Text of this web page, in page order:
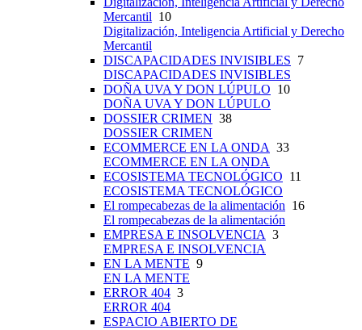
Mercantil 10
Digitalización, Inteligencia Artificial y Derecho
Mercantil
DISCAPACIDADES INVISIBLES 7
DISCAPACIDADES INVISIBLES
DOÑA UVA Y DON LÚPULO 10
DOÑA UVA Y DON LÚPULO
DOSSIER CRIMEN 38
DOSSIER CRIMEN
ECOMMERCE EN LA ONDA 33
ECOMMERCE EN LA ONDA
ECOSISTEMA TECNOLÓGICO 11
ECOSISTEMA TECNOLÓGICO
El rompecabezas de la alimentación 16
El rompecabezas de la alimentación
EMPRESA E INSOLVENCIA 3
EMPRESA E INSOLVENCIA
EN LA MENTE 9
EN LA MENTE
ERROR 404 3
ERROR 404
ESPACIO ABIERTO DE